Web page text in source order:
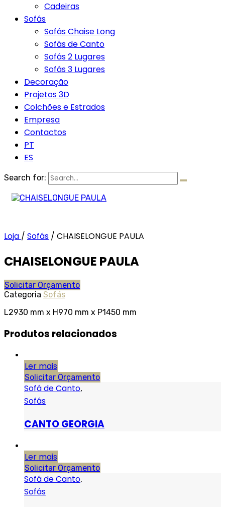
Cadeiras
Sofás
Sofás Chaise Long
Sofás de Canto
Sofás 2 Lugares
Sofás 3 Lugares
Decoração
Projetos 3D
Colchões e Estrados
Empresa
Contactos
PT
ES
Search for:
Loja / Sofás / CHAISELONGUE PAULA
CHAISELONGUE PAULA
Solicitar Orçamento
Categoria Sofás
L2930 mm x H970 mm x P1450 mm
Produtos relacionados
Ler mais
Solicitar Orçamento
Sofá de Canto,
Sofás
CANTO GEORGIA
Ler mais
Solicitar Orçamento
Sofá de Canto,
Sofás